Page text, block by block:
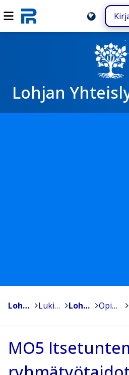
Lohjan
Lohja, Lojo Lukiokoulutus - Gymnasieutbildning Lohjan Yhteislyseon lukio Opiskelijoille
MO5